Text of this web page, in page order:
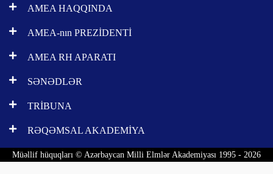
AMEA HAQQINDA
AMEA-nın PREZİDENTİ
AMEA RH APARATI
SƏNƏDLƏR
TRİBUNA
RƏQƏMSAL AKADEMİYA
Müəllif hüquqları © Azərbaycan Milli Elmlər Akademiyası 1995 - 2026